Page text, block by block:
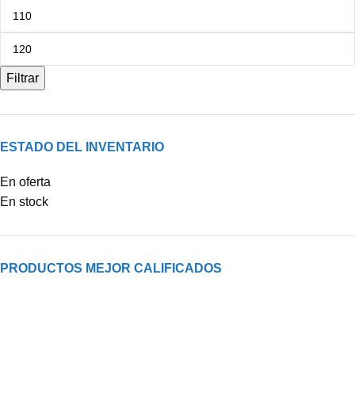
Filtrar
ESTADO DEL INVENTARIO
En oferta
En stock
PRODUCTOS MEJOR CALIFICADOS